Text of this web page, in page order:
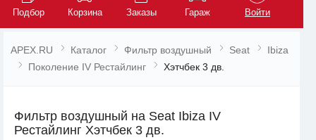
Подбор Корзина Заказы Гараж Войти
APEX.RU Каталог Фильтр воздушный Seat
Ibiza
Поколение IV Рестайлинг
Хэтчбек 3 дв.
Фильтр воздушный на Seat Ibiza IV
Рестайлинг Хэтчбек 3 дв.